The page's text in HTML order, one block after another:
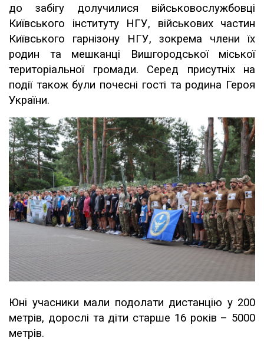
до забігу долучилися військовослужбовці
Київського інституту НГУ, військових частин
Київського гарнізону НГУ, зокрема члени їх
родин та мешканці Вишгородської міської
територіальної громади. Серед присутніх на
події також були почесні гості та родина Героя
України.
Юні учасники мали подолати дистанцію у 200
метрів, дорослі та діти старше 16 років – 5000
метрів.